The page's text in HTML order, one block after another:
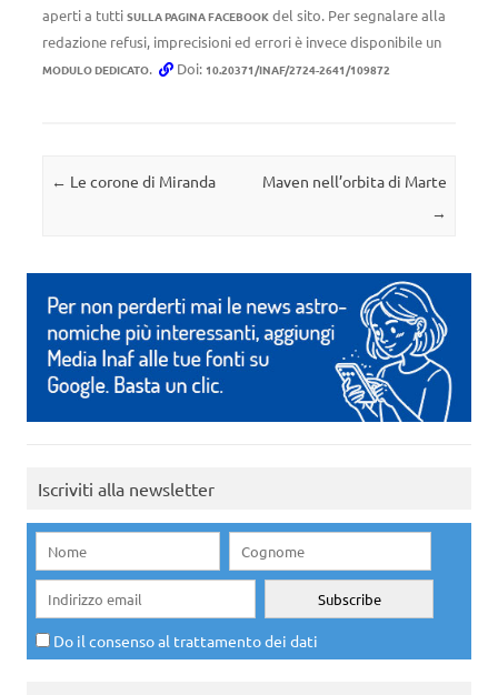
aperti a tutti SULLA PAGINA FACEBOOK del sito. Per segnalare alla
redazione refusi, imprecisioni ed errori è invece disponibile un
MODULO DEDICATO. Doi: 10.20371/INAF/2724-2641/109872
Navigazione articolo
← Le corone di Miranda
Maven nell’orbita di Marte
→
Iscriviti alla newsletter
Do il consenso al trattamento dei dati